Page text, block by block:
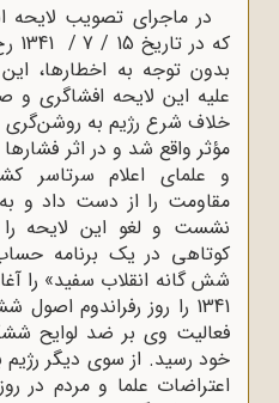
در ماجراى تصویب لایحه‌
بدون توجه به اخطارها،
علیه این لایحه افشاگرى و
خلاف شرع رژیم به
مؤثر واقع شد و در اثر
و علماى اعلام سرتاسر
مقاومت را از دست داد و
نشست و لغو این لایحه
کوتاهی در یک برنامه‌
شش گانه انقلاب سفید» را
1341 را روز رفراندوم
فعالیت‌ وی بر ضد لوایح
خود رسید. از سوى دیگر
اعتراضات علما و مردم در